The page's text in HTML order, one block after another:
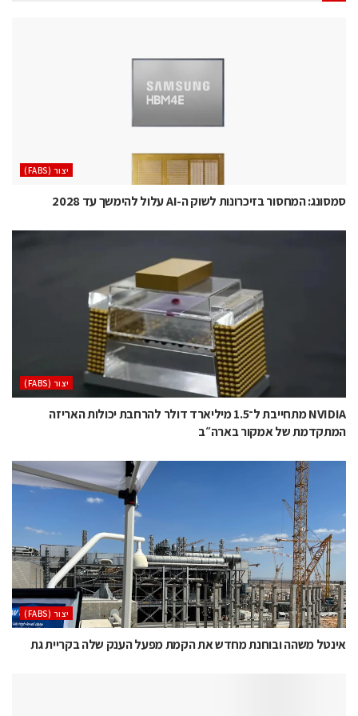
‫יצור (‪(FABS‬‬
סמסונג: המחסור בזיכרונות לשוק ה-AI עלול להימשך עד 2028
‫יצור (‪(FABS‬‬
NVIDIA מתחייבת ל־1.5 מיליארד דולר להרחבת יכולות האריזה
המתקדמת של אמקור בארה״ב
‫יצור (‪(FABS‬‬
אינטל משהה ובוחנת מחדש את הקמת מפעל הענק שלה בקריית גת